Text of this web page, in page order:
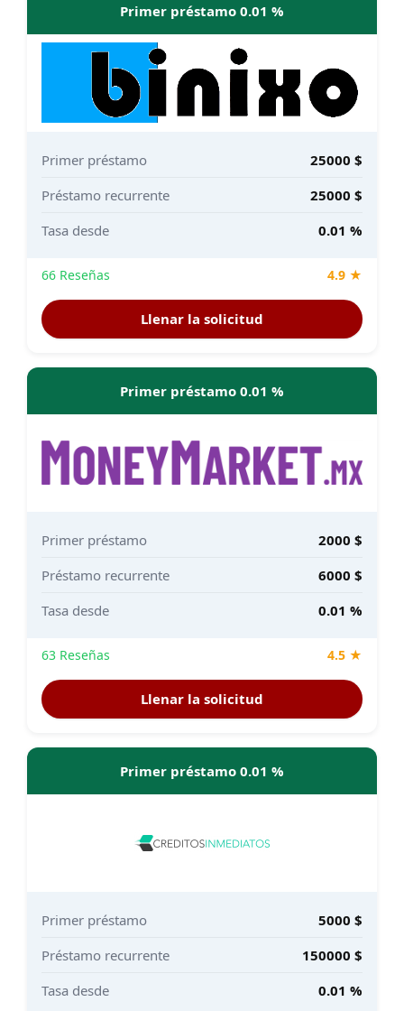
Primer préstamo 0.01 %
Primer préstamo
25000 $
Préstamo recurrente
25000 $
Tasa desde
0.01 %
66 Reseñas 4.9 ★
Llenar la solicitud
Primer préstamo 0.01 %
Primer préstamo
2000 $
Préstamo recurrente
6000 $
Tasa desde
0.01 %
63 Reseñas 4.5 ★
Llenar la solicitud
Primer préstamo 0.01 %
Primer préstamo
5000 $
Préstamo recurrente
150000 $
Tasa desde
0.01 %